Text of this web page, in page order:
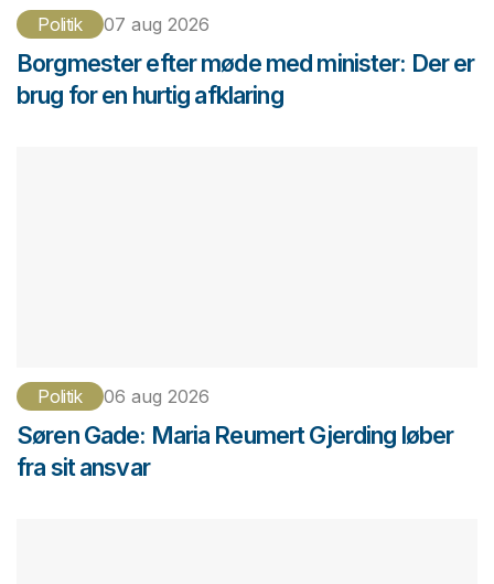
Politik 07 aug 2026
Borgmester efter møde med minister: Der er
brug for en hurtig afklaring
Politik 06 aug 2026
Søren Gade: Maria Reumert Gjerding løber
fra sit ansvar